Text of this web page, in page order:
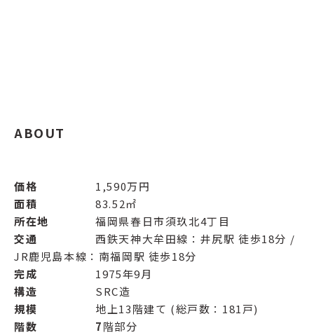
ABOUT
価格 1,590万円
面積83.52㎡
所在地福岡県春日市須玖北4丁目
交通
西鉄天神大牟田線：井尻駅 徒歩18分 /
JR鹿児島本線：南福岡駅 徒歩18分
完成 1975年9月
構造
SRC造
規模 地上13階建て (総戸数：181戸)
階数 7階部分